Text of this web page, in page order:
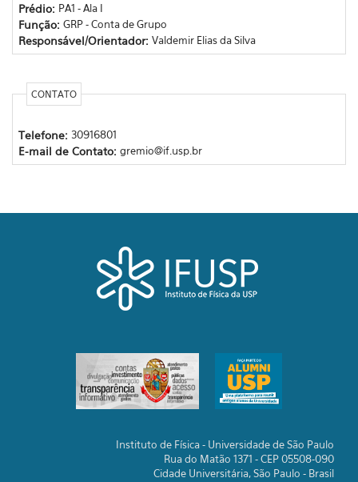
Prédio: PA1 - Ala I
Função: GRP - Conta de Grupo
Responsável/Orientador: Valdemir Elias da Silva
CONTATO
Telefone: 30916801
E-mail de Contato: gremio@if.usp.br
Instituto de Física - Universidade de São Paulo
Rua do Matão 1371 - CEP 05508-090
Cidade Universitária, São Paulo - Brasil